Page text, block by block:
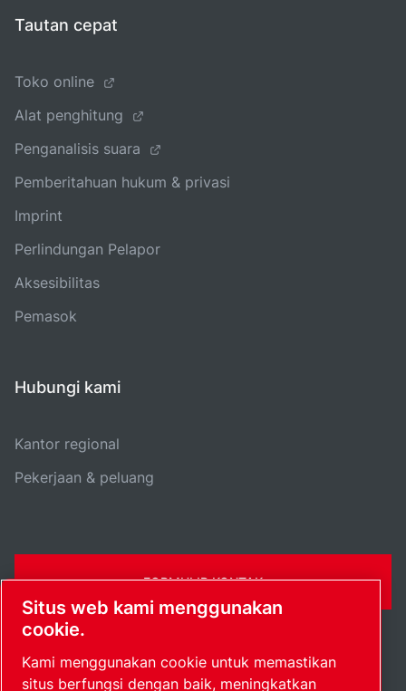
Tautan cepat
Toko online
Alat penghitung
Penganalisis suara
Pemberitahuan hukum & privasi
Imprint
Perlindungan Pelapor
Aksesibilitas
Pemasok
Hubungi kami
Kantor regional
Pekerjaan & peluang
FORMULIR KONTAK
Situs web kami menggunakan
cookie.
Kami menggunakan cookie untuk memastikan
situs berfungsi dengan baik, meningkatkan